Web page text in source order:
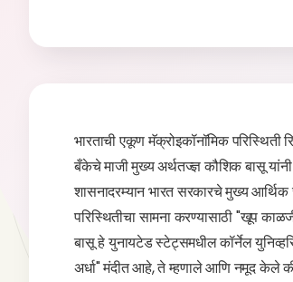
भारताची एकूण मॅक्रोइकॉनॉमिक
बँकेचे माजी मुख्य अर्थतज्ज्ञ कौशिक बासू यांनी
शासनादरम्यान भारत सरकारचे मुख्य
परिस्थितीचा सामना करण्यासाठी "खूप
बासू हे युनायटेड स्टेट्समधील कॉर्नेल
अर्धा" मंदीत आहे, ते म्हणाले आणि नमूद केले की